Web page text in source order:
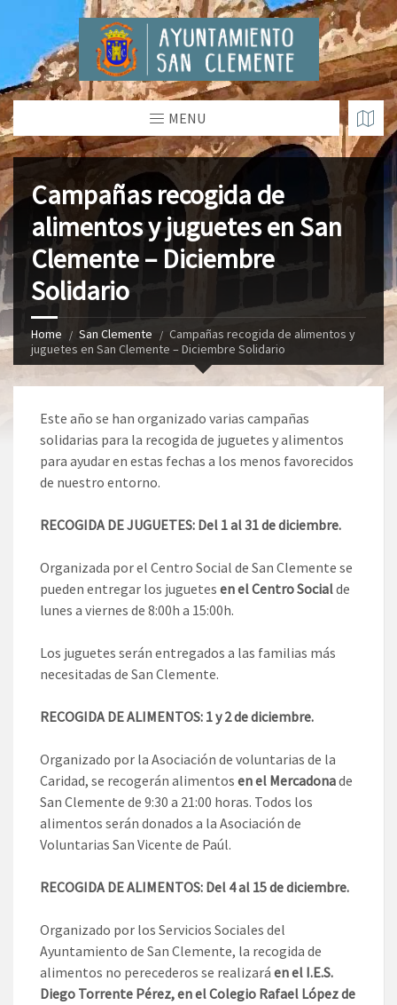
MENU
Campañas recogida de
alimentos y juguetes en San
Clemente – Diciembre
Solidario
Home San Clemente
Campañas recogida de alimentos y
juguetes en San Clemente – Diciembre Solidario
Este año se han organizado varias campañas
solidarias para la recogida de juguetes y alimentos
para ayudar en estas fechas a los menos favorecidos
de nuestro entorno.
RECOGIDA DE JUGUETES: Del 1 al 31 de diciembre.
Organizada por el Centro Social de San Clemente se
pueden entregar los juguetes en el Centro Socialde
lunes a viernes de 8:00h a 15:00h.
Los juguetes serán entregados a las familias más
necesitadas de San Clemente.
RECOGIDA DE ALIMENTOS: 1 y 2 de diciembre.
Organizado por la Asociación de voluntarias de la
Caridad, se recogerán alimentos en el Mercadonade
San Clemente de 9:30 a 21:00 horas. Todos los
alimentos serán donados a la Asociación de
Voluntarias San Vicente de Paúl.
RECOGIDA DE ALIMENTOS: Del 4 al 15 de diciembre.
Organizado por los Servicios Sociales del
Ayuntamiento de San Clemente, la recogida de
alimentos no perecederos se realizará en el I.E.S.
Diego Torrente Pérez, en el Colegio Rafael López de